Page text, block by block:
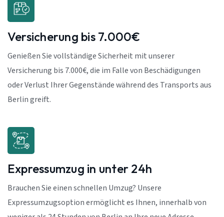
Versicherung bis 7.000€
Genießen Sie vollständige Sicherheit mit unserer
Versicherung bis 7.000€, die im Falle von Beschädigungen
oder Verlust Ihrer Gegenstände während des Transports aus
Berlin greift.
Expressumzug in unter 24h
Brauchen Sie einen schnellen Umzug? Unsere
Expressumzugsoption ermöglicht es Ihnen, innerhalb von